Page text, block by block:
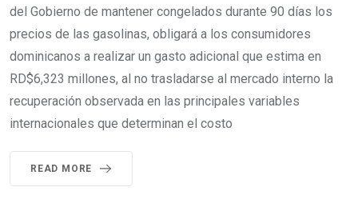
del Gobierno de mantener congelados durante 90 días los
precios de las gasolinas, obligará a los consumidores
dominicanos a realizar un gasto adicional que estima en
RD$6,323 millones, al no trasladarse al mercado interno la
recuperación observada en las principales variables
internacionales que determinan el costo
READ MORE